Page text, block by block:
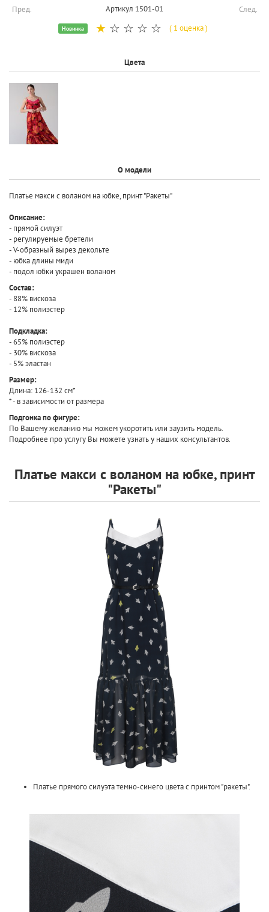
Пред. Артикул 1501-01 След.
Новинка ☆
☆
☆
☆
☆ ( 1 оценка )
Цвета
О модели
Платье макси с воланом на юбке, принт "Ракеты"
Описание:
- прямой силуэт
- регулируемые бретели
- V-образный вырез декольте
- юбка длины миди
- подол юбки украшен воланом
Состав:
- 88% вискоза
- 12% полиэстер
Подкладка:
- 65% полиэстер
- 30% вискоза
- 5% эластан
Размер:
Длина: 126-132 см*
* - в зависимости от размера
Подгонка по фигуре:
По Вашему желанию мы можем укоротить или заузить модель.
Подробнее про услугу Вы можете узнать у наших консультантов.
Платье макси с воланом на юбке, принт
"Ракеты"
Платье прямого силуэта темно-синего цвета с принтом "ракеты".